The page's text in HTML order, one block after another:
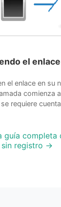
el
el enlace en su
comienza
requiere
guía completa
sin registro →